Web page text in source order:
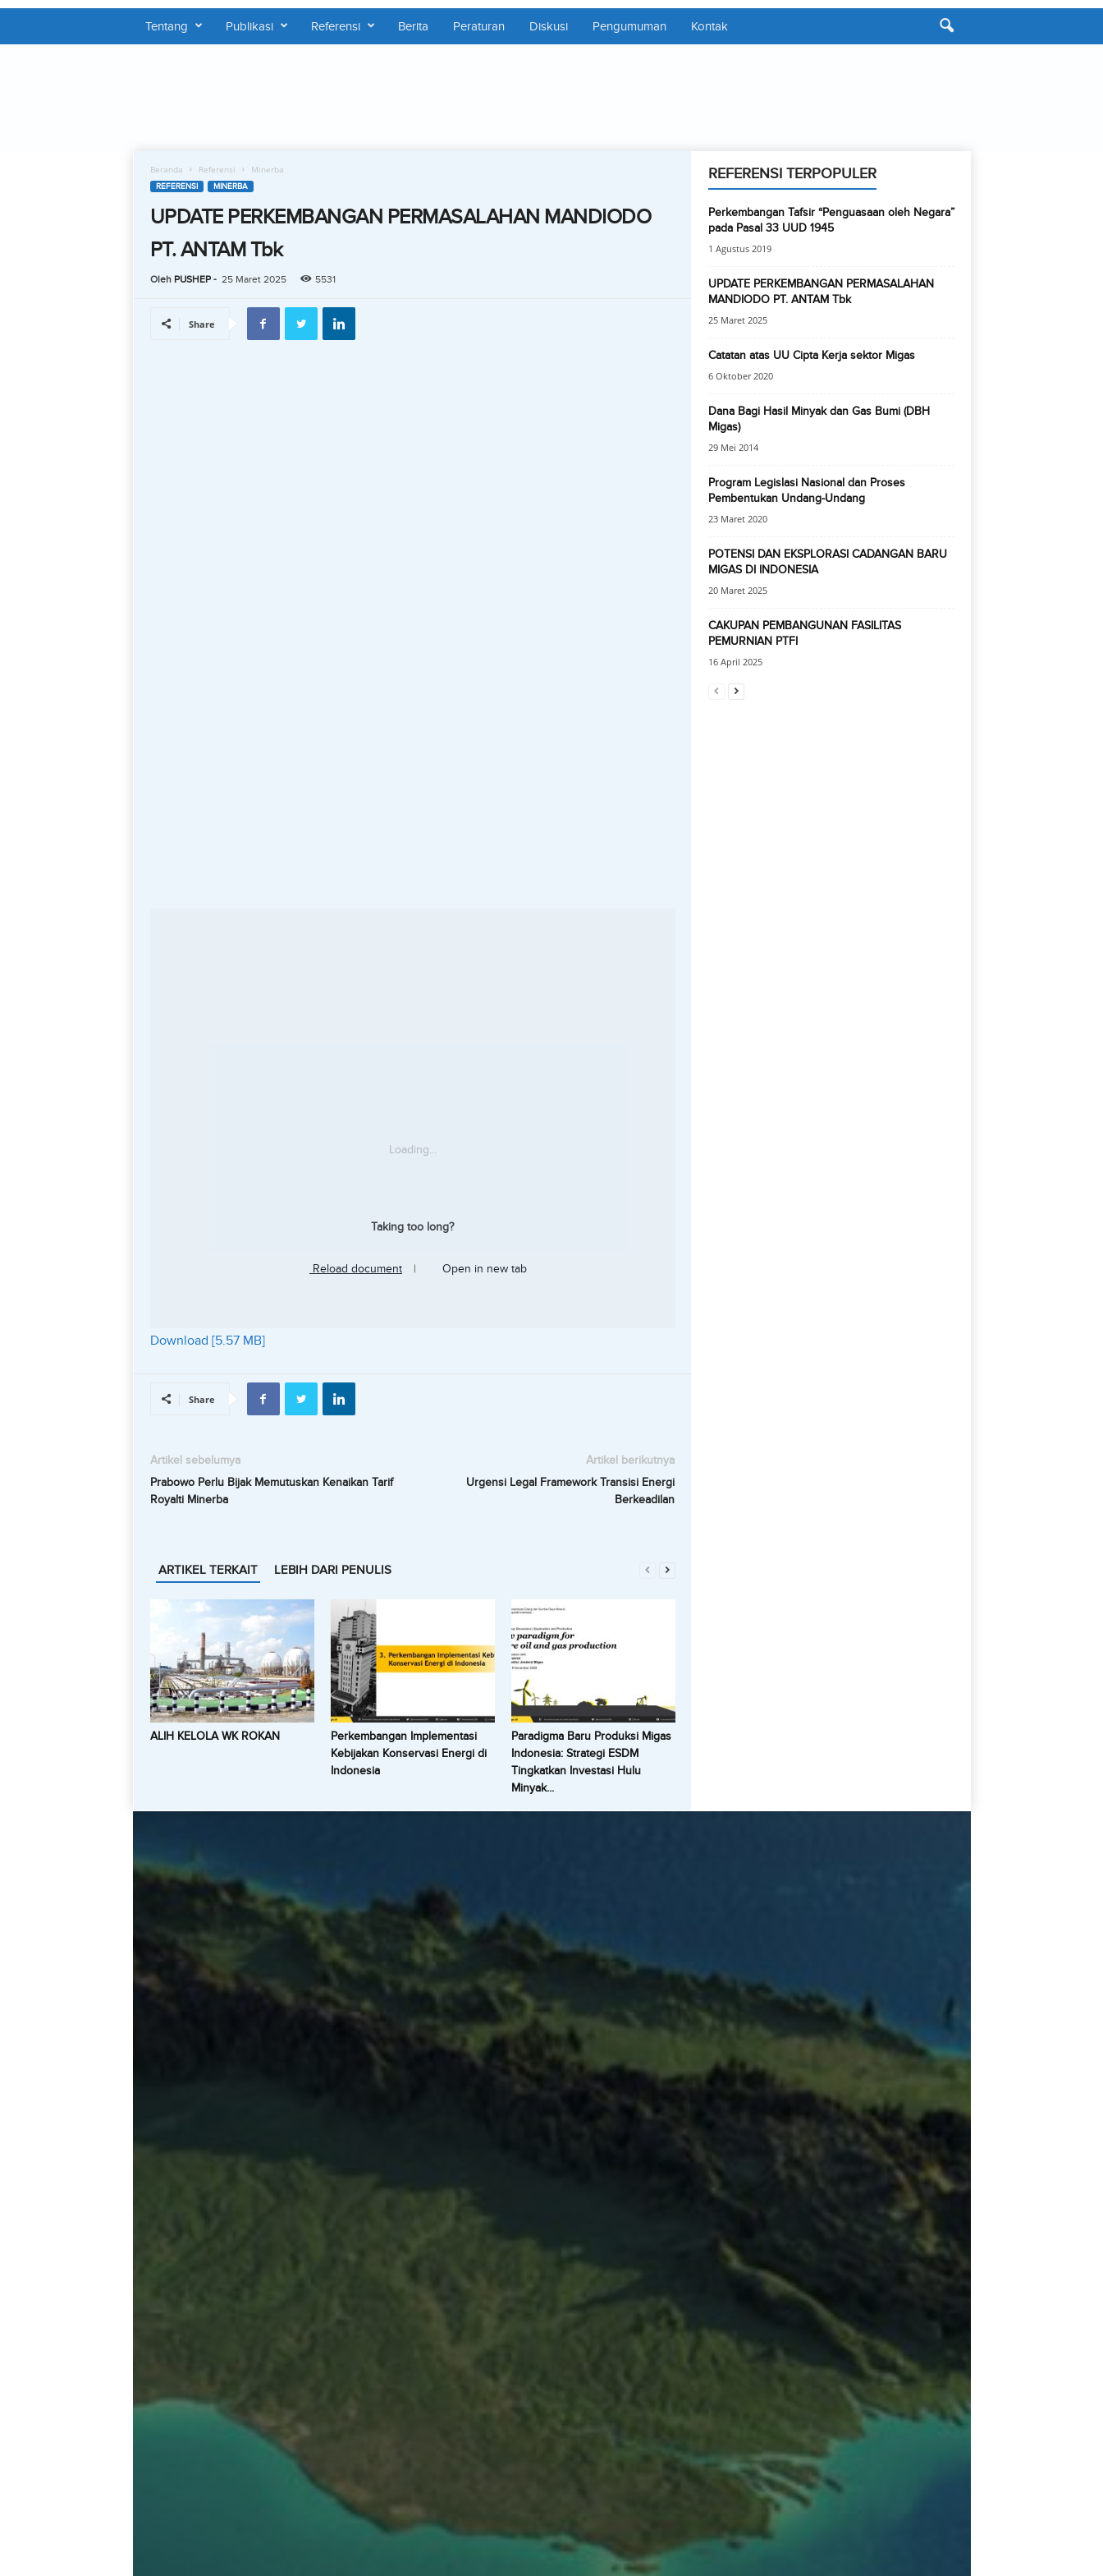
Tentang Publikasi Referensi Berita Peraturan Diskusi Pengumuman Kontak
Beranda Referensi Minerba
REFERENSI MINERBA
UPDATE PERKEMBANGAN PERMASALAHAN MANDIODO
PT. ANTAM Tbk
Oleh PUSHEP- 25 Maret 2025 5531
Share
Loading...
Taking too long?
Reload document | Open in new tab
Download [5.57 MB]
Share
Artikel sebelumya
Prabowo Perlu Bijak Memutuskan Kenaikan Tarif
Royalti Minerba
Artikel berikutnya
Urgensi Legal Framework Transisi Energi
Berkeadilan
ARTIKEL TERKAIT LEBIH DARI PENULIS
ALIH KELOLA WK ROKAN
Perkembangan Implementasi
Kebijakan Konservasi Energi di
Indonesia
Paradigma Baru Produksi Migas
Indonesia: Strategi ESDM
Tingkatkan Investasi Hulu
Minyak...
REFERENSI TERPOPULER
Perkembangan Tafsir “Penguasaan oleh Negara”
pada Pasal 33 UUD 1945
1 Agustus 2019
UPDATE PERKEMBANGAN PERMASALAHAN
MANDIODO PT. ANTAM Tbk
25 Maret 2025
Catatan atas UU Cipta Kerja sektor Migas
6 Oktober 2020
Dana Bagi Hasil Minyak dan Gas Bumi (DBH
Migas)
29 Mei 2014
Program Legislasi Nasional dan Proses
Pembentukan Undang-Undang
23 Maret 2020
POTENSI DAN EKSPLORASI CADANGAN BARU
MIGAS DI INDONESIA
20 Maret 2025
CAKUPAN PEMBANGUNAN FASILITAS
PEMURNIAN PTFI
16 April 2025